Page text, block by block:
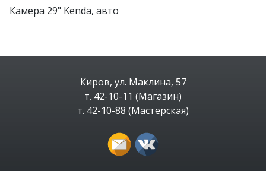
Камера 29" Kenda, авто
Киров, ул. Маклина, 57
т. 42-10-11 (Магазин)
т. 42-10-88 (Мастерская)